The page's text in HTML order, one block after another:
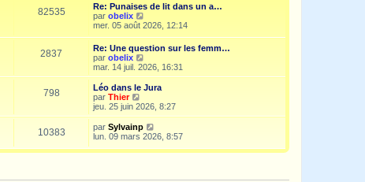
s
a
g
e
e
m
e
s
a
g
e
e
n
i
e
m
e
s
a
g
82535
Re: Punaises de lit dans un a…
par obelix
o
l
e
d
e
r
i
e
r
m
e
mer. 05 août 2026, 12:14
2837
Re: Une question sur les femm…
par obelix
o
i
r
e
e
r
n
i
m
mar. 14 juil. 2026, 16:31
798
Léo dans le Jura
par Thier
o
i
r
d
jeu. 25 juin 2026, 8:27
10383 par Sylvainp
o
r
lun. 09 mars 2026, 8:57